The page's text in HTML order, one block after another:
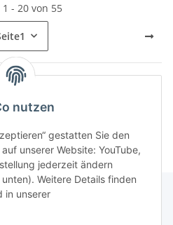
- 20 von 55
1
nutzen
gestatten Sie den
unserer Website: YouTube,
jederzeit ändern
Weitere Details finden
in unserer